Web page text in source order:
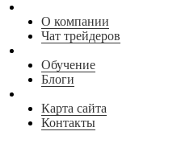
О компании
Чат трейдеров
Обучение
Блоги
Карта сайта
Контакты